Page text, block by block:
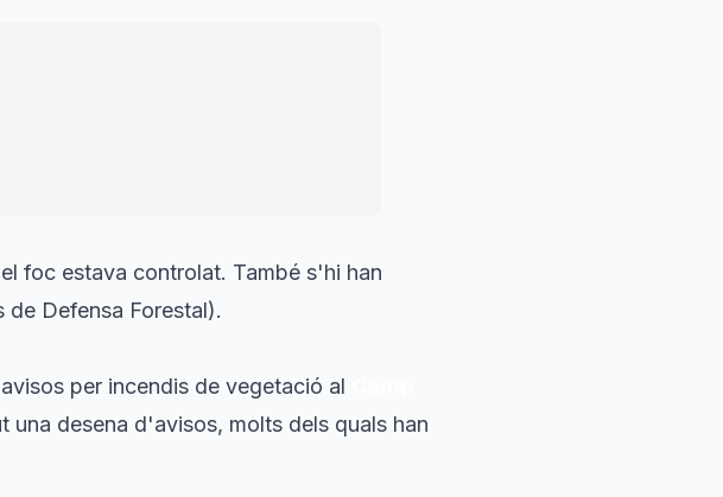
foc estava controlat. També s'hi han
de Defensa Forestal).
per incendis de vegetació al
una desena d'avisos, molts dels quals han